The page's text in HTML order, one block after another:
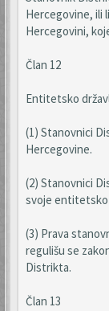
Hercegovine, ili
Hercegovini,
Član 12
Entitetsko
(1) Stanovnici
Hercegovine.
(2) Stanovnici
svoje entitetsko
(3) Prava
regulišu se
Distrikta.
Član 13